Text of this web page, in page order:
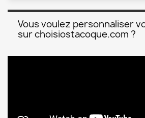
Vous voulez personnaliser
sur choisiostacoque.com ?